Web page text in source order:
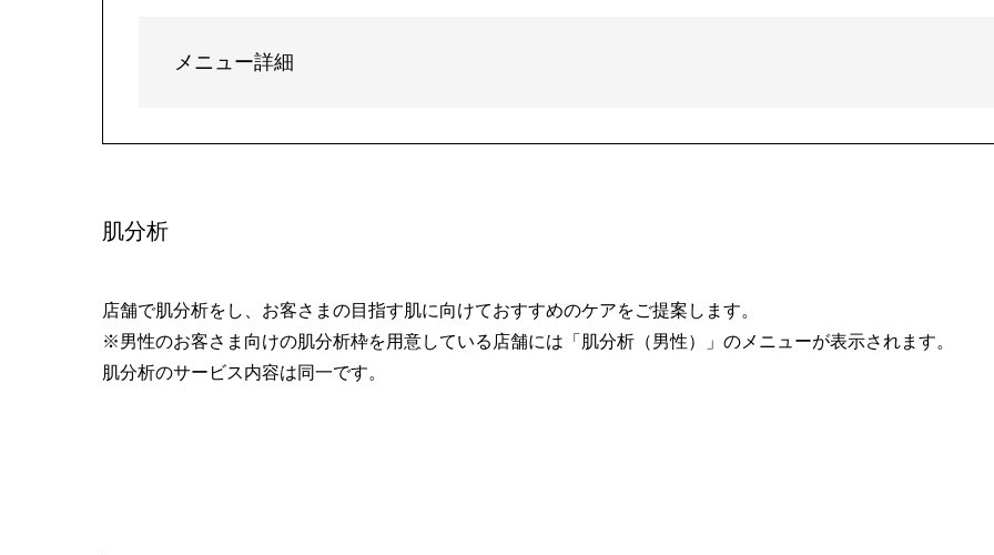
メニュー詳細
肌分析
店舗で肌分析をし、お客さまの目指す肌に向けておすすめのケアをご提案します。
※男性のお客さま向けの肌分析枠を用意している店舗には「肌分析（男性）」のメニューが表示されます。
肌分析のサービス内容は同一です。